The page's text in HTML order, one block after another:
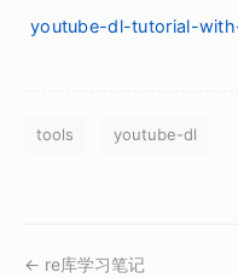
youtube-dl-tutorial-
tools youtube-dl
← re库学习笔记